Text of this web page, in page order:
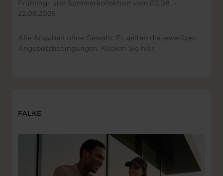
Frühling- und Sommerkollektion vom 02.08. -
22.08.2026
Alle Angaben ohne Gewähr. Es gelten die jeweiligen
Angebotsbedingungen. Klicken Sie hier.
FALKE